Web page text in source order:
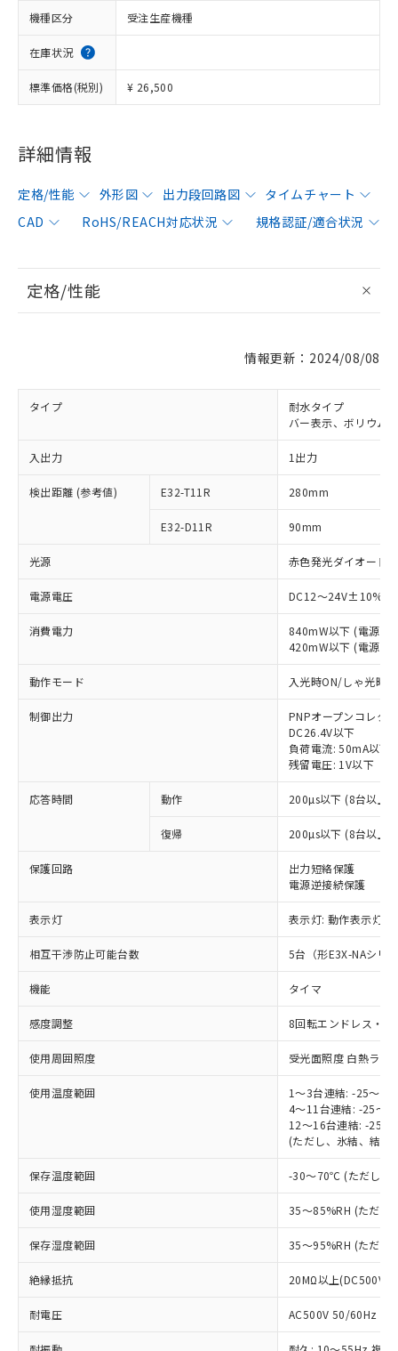
機種区分 受注生産機種
在庫状況
標準価格(税別) ¥ 26,500
詳細情報
定格/性能 外形図 出力段回路図
タイムチャート
CAD
RoHS/REACH対応状況 規格認証/適合状況
定格/性能
情報更新：2024/08/08
タイプ
耐水タイプ
バー表示、ボリウム
入出力 1出力
検出距離 (参考値) E32-T11R 280mm
E32-D11R 90mm
光源 赤色発光ダイオード
電源電圧 DC12～24V±10%
消費電力
840mW以下 (電源電
420mW以下 (電源電
動作モード 入光時ON/しゃ光時
制御出力
PNPオープンコレクタ
DC26.4V以下
負荷電流: 50mA以下
残留電圧: 1V以下
応答時間 動作 200µs以下 (8台以上
復帰 200µs以下 (8台以上
保護回路
出力短絡保護
電源逆接続保護
表示灯 表示灯: 動作表示灯(
相互干渉防止可能台数 5台（形E3X-NAシリ
機能 タイマ
感度調整 8回転エンドレス・
使用周囲照度 受光面照度 白熱ラ
使用温度範囲
1～3台連結: -25～
4～11台連結: -25～
12～16台連結: -25
(ただし、氷結、結露
保存温度範囲 -30～70℃ (ただし、
使用湿度範囲 35～85%RH (ただし
保存湿度範囲 35～95%RH (ただし
絶縁抵抗 20MΩ以上(DC500V
耐電圧 AC500V 50/60Hz
ご利用条件
以下の条件をお読みいただき、同意のうえ
本サービスは、当社制御機器事業取扱
商品の当社在庫状況および標準価格
(税抜)を提供させていただくもので
当社制御機器事業取扱商品の中には、
本サービスの対象外となる商品もある
記載している更新日時点での社内デー
タに基づき作成されるものであり、閲
※1 対応状況
対応済み：EU RoHS指令（10物質）の
非含有に対応した製品が提供可能な商品で
対応予定：EU RoHS指令（10物質）の非含
有に対応した製品に切り替える予定のある
商品です。
対応予定なし：EU RoHS指令（10物質）の
非含有に非対応の商品で、対応品を出す予
非含有の対応状況を調査中または確認中の
商品です。
害物質有無と関係のない商品です。
仕入先様の事情により、非含有部品として
いたものが、含有品と判明した場合などや
鉛(Pb) 1000ppm以下、 水銀(Hg) 1000ppm以下、 カド
※1 中国RoHS○×表
「○」：最大均質材料含有率が中国RoHSの
基準値以下であることを示します。
基準値を超えていることを示します。
「－」：未確認です。当社販売部門へお問
当社は、これら貴社製品のうち、外国
為替および外国貿易法に定める商品
（以下｢規制貨物等」という）を輸出
または国外への提供する場合は、日本